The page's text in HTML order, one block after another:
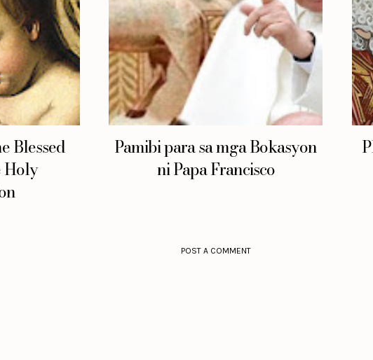
Blessed
Holy
Pamibi para sa mga Bokasyon
ni Papa Francisco
POST A COMMENT